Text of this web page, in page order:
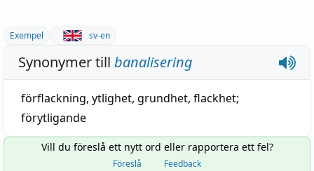
Exempel sv-en
Synonymer till banalisering
förflackning, ytlighet, grundhet, flackhet;
förytligande
Vill du föreslå ett nytt ord eller rapportera ett fel?
Föreslå Feedback